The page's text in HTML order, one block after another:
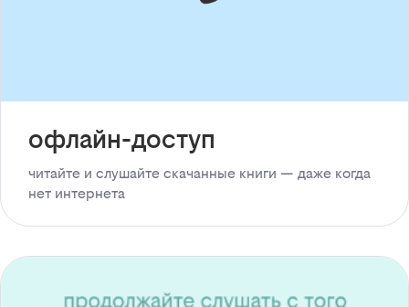
офлайн-доступ
читайте и слушайте скачанные книги — даже когда
нет интернета